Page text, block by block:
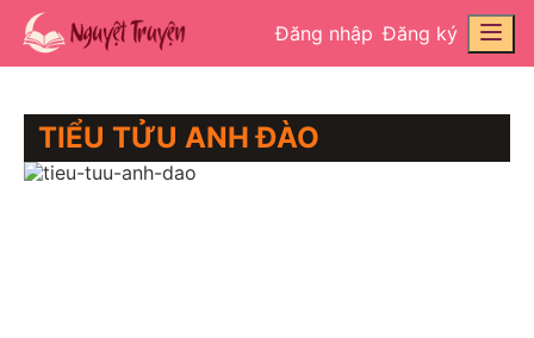
Đăng nhập Đăng ký
TIỂU TỬU ANH ĐÀO